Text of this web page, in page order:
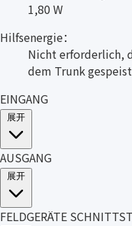
1,80 W
Hilfsenergie：
Nicht erforderlich,
dem Trunk
EINGANG
AUSGANG
FELDGERÄTE